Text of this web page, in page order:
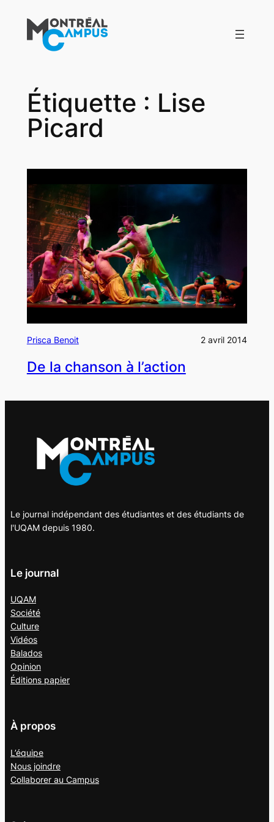
contenu
Étiquette : Lise
Picard
Prisca Benoit 2 avril 2014
De la chanson à l’action
Le journal indépendant des étudiantes et des étudiants de
l'UQAM depuis 1980.
Le journal
UQAM
Société
Culture
Vidéos
Balados
Opinion
Éditions papier
À propos
L’équipe
Nous joindre
Collaborer au Campus